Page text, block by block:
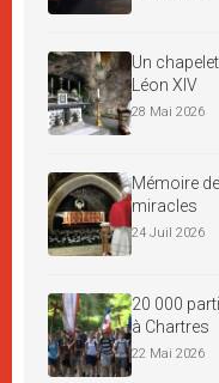
Un
Léon XIV
28 Mai 2026
Mémoire
miracles
24 Juil 2026
20 000
à Chartres
22 Mai 2026